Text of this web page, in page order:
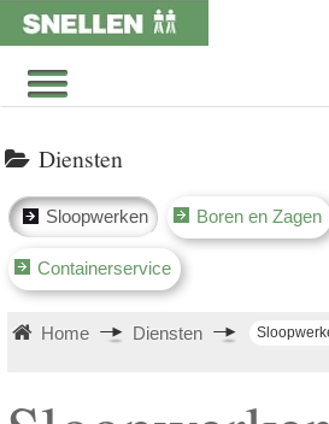
Diensten
Sloopwerken Boren en Zagen
Containerservice
Home Diensten